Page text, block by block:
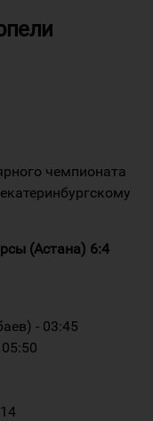
чемпионата
(Астана) 6:4
- 03:45